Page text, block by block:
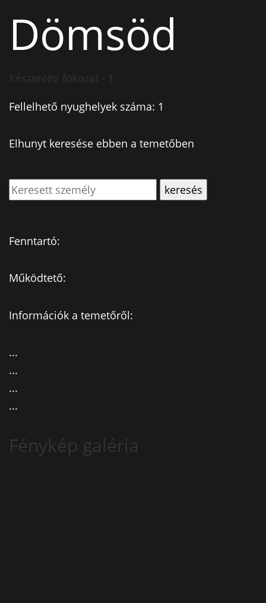
Dömsöd
Készenléti fokozat - 1
Fellelhető nyughelyek száma: 1
Elhunyt keresése ebben a temetőben
Fenntartó:
Működtető:
Információk a temetőről:
...
...
...
...
Fénykép galéria